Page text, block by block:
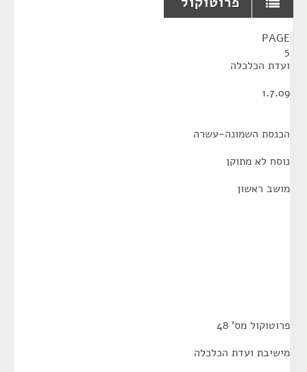
PAGE
5
ועדת הכלכלה
1.7.09
הכנסת השמונה-עשרה
נוסח לא מתוקן
מושב ראשון
פרוטוקול מס' 48
מישיבת ועדת הכלכלה